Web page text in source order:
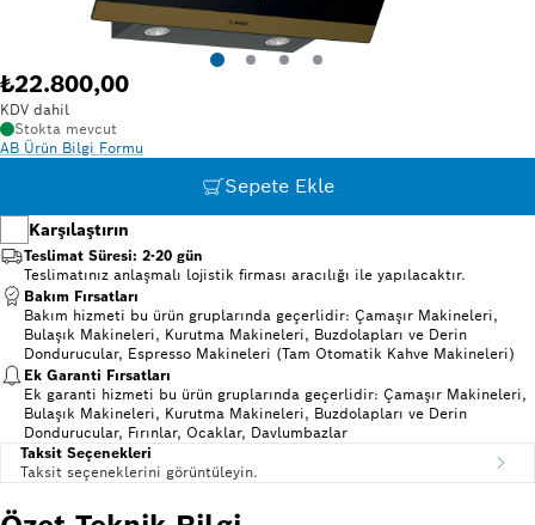
₺22.800,00
KDV dahil
Stokta mevcut
AB Ürün Bilgi Formu
Sepete Ekle
Karşılaştırın
Teslimat Süresi: 2-20 gün
Teslimatınız anlaşmalı lojistik firması aracılığı ile yapılacaktır.
Bakım Fırsatları
Bakım hizmeti bu ürün gruplarında geçerlidir: Çamaşır Makineleri,
Bulaşık Makineleri, Kurutma Makineleri, Buzdolapları ve Derin
Dondurucular, Espresso Makineleri (Tam Otomatik Kahve Makineleri)
Ek Garanti Fırsatları
Ek garanti hizmeti bu ürün gruplarında geçerlidir: Çamaşır Makineleri,
Bulaşık Makineleri, Kurutma Makineleri, Buzdolapları ve Derin
Dondurucular, Fırınlar, Ocaklar, Davlumbazlar
Taksit Seçenekleri
Taksit seçeneklerini görüntüleyin.